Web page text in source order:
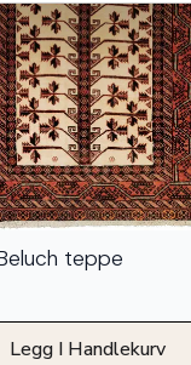
teppe
Legg I Handlekurv